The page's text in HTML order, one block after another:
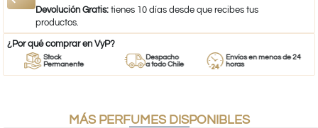
Devolución Gratis: tienes 10 días desde que recibes tus
productos.
¿Por qué comprar en VyP?
Stock
Permanente
Despacho
a todo Chile
Envíos en menos de 24
horas
MÁS PERFUMES DISPONIBLES